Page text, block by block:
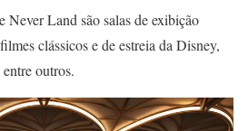
Never Land são salas de exibição
clássicos e de estreia da Disney,
outros.